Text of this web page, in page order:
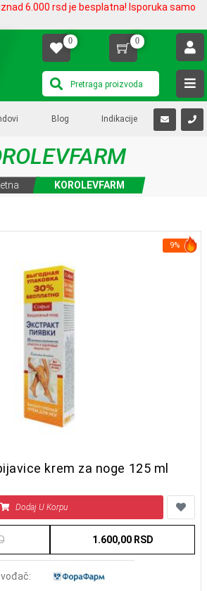
6.000 rsd je besplatna! Isporuka samo
0 0
Blog Indikacije
KOROLEVFARM
9%
krem za noge 125 ml
Dodaj U Korpu
1.600,00 RSD